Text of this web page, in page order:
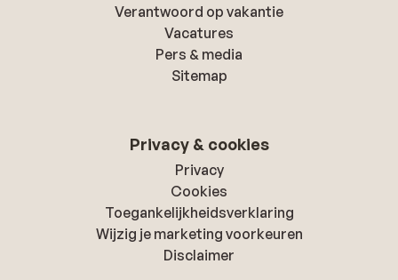
Verantwoord op vakantie
Vacatures
Pers & media
Sitemap
Privacy & cookies
Privacy
Cookies
Toegankelijkheidsverklaring
Wijzig je marketing voorkeuren
Disclaimer